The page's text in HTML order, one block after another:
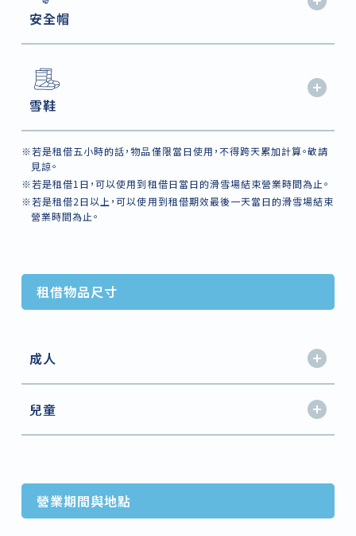
安全帽
雪鞋
※若是租借五小時的話，物品僅限當日使用，不得跨天累加計算。敬請
見諒。
※若是租借1日，可以使用到租借日當日的滑雪場結束營業時間為止。
※若是租借2日以上，可以使用到租借期效最後一天當日的滑雪場結束
營業時間為止。
租借物品尺寸
成人
兒童
營業期間與地點